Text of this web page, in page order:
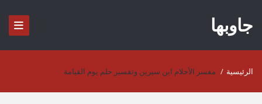
جاوبها
الرئيسية / مفسر الأحلام ابن سيرين وتفسير حلم يوم القيامة